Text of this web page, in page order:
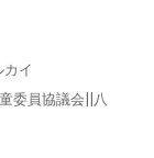
カイ
委員協議会||八